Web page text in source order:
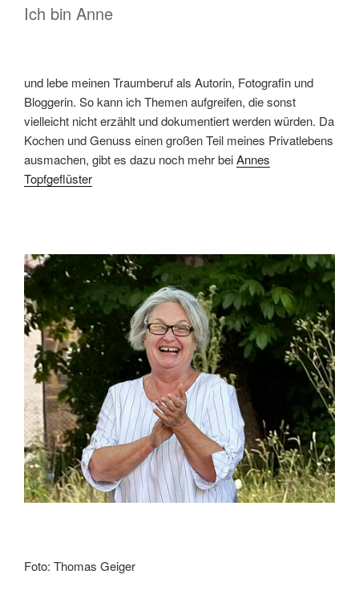
Ich bin Anne
und lebe meinen Traumberuf als Autorin, Fotografin und
Bloggerin. So kann ich Themen aufgreifen, die sonst
vielleicht nicht erzählt und dokumentiert werden würden. Da
Kochen und Genuss einen großen Teil meines Privatlebens
ausmachen, gibt es dazu noch mehr beiAnnes
Topfgeflüster
Foto: Thomas Geiger